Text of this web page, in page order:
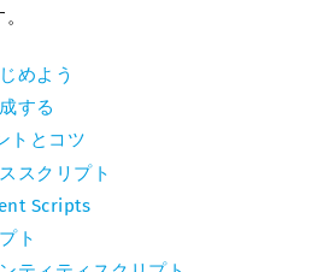
めよう
する
トとコツ
スクリプト
Scripts
ト